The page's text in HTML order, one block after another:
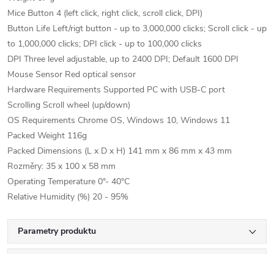
Mice Button 4 (left click, right click, scroll click, DPI)
Button Life Left/rigt button - up to 3,000,000 clicks; Scroll click - up
to 1,000,000 clicks; DPI click - up to 100,000 clicks
DPI Three level adjustable, up to 2400 DPI; Default 1600 DPI
Mouse Sensor Red optical sensor
Hardware Requirements Supported PC with USB-C port
Scrolling Scroll wheel (up/down)
OS Requirements Chrome OS, Windows 10, Windows 11
Packed Weight 116g
Packed Dimensions (L x D x H) 141 mm x 86 mm x 43 mm
Rozměry: 35 x 100 x 58 mm
Operating Temperature 0°- 40°C
Relative Humidity (%) 20 - 95%
Parametry produktu